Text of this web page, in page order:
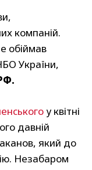
компаній.
обіймав
України,
у квітні
давній
який до
Незабаром